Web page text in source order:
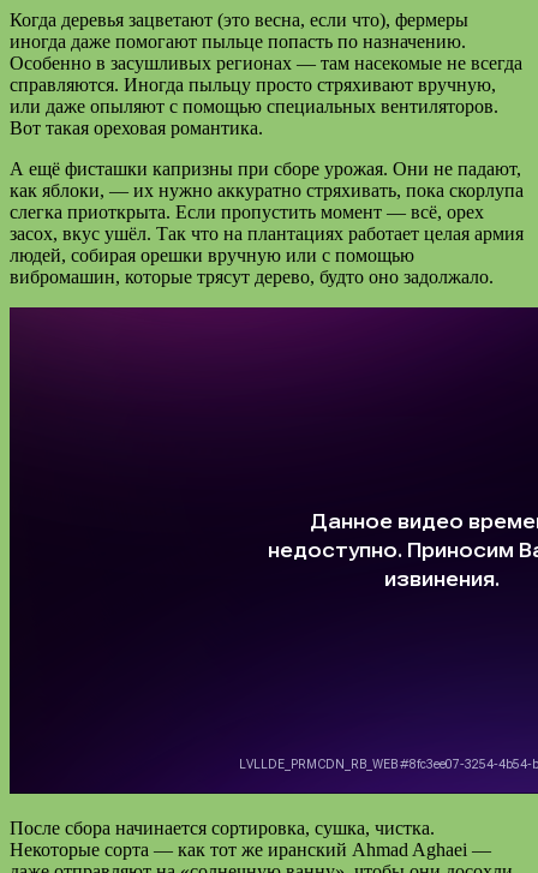
Когда деревья зацветают (это весна, если что), фермеры
иногда даже помогают пыльце попасть по назначению.
Особенно в засушливых регионах — там насекомые не всегда
справляются. Иногда пыльцу просто стряхивают вручную,
или даже опыляют с помощью специальных вентиляторов.
Вот такая ореховая романтика.
А ещё фисташки капризны при сборе урожая. Они не падают,
как яблоки, — их нужно аккуратно стряхивать, пока скорлупа
слегка приоткрыта. Если пропустить момент — всё, орех
засох, вкус ушёл. Так что на плантациях работает целая армия
людей, собирая орешки вручную или с помощью
вибромашин, которые трясут дерево, будто оно задолжало.
После сбора начинается сортировка, сушка, чистка.
Некоторые сорта — как тот же иранский Ahmad Aghaei —